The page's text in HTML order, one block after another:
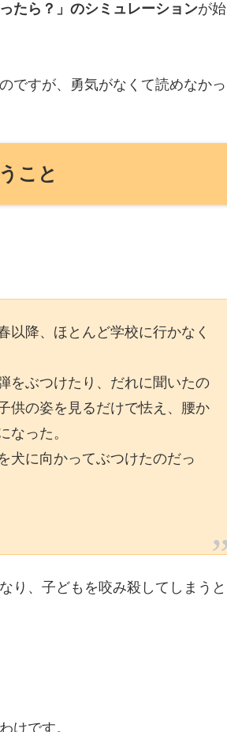
たら？」のシミュレーションが始
ですが、勇気がなくて読めなかっ
こと
降、ほとんど学校に行かなく
をぶつけたり、だれに聞いたの
供の姿を見るだけで怯え、腰か
なった。
犬に向かってぶつけたのだっ
り、子どもを咬み殺してしまうと
けです。